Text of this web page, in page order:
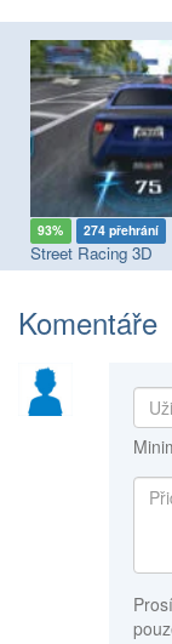
93% 274 přehrání
Street Racing 3D
Komentáře